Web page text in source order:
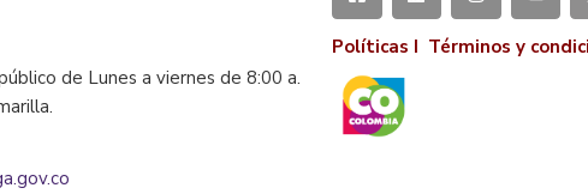
de Lunes a viernes de 8:00 a.
Políticas I Términos y